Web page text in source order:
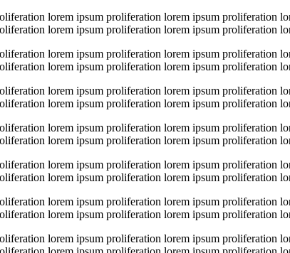
lorem ipsum proliferation lorem ipsum proliferation
lorem ipsum proliferation lorem ipsum proliferation
lorem ipsum proliferation lorem ipsum proliferation
lorem ipsum proliferation lorem ipsum proliferation
lorem ipsum proliferation lorem ipsum proliferation
lorem ipsum proliferation lorem ipsum proliferation
lorem ipsum proliferation lorem ipsum proliferation
lorem ipsum proliferation lorem ipsum proliferation
lorem ipsum proliferation lorem ipsum proliferation
lorem ipsum proliferation lorem ipsum proliferation
lorem ipsum proliferation lorem ipsum proliferation
lorem ipsum proliferation lorem ipsum proliferation
lorem ipsum proliferation lorem ipsum proliferation